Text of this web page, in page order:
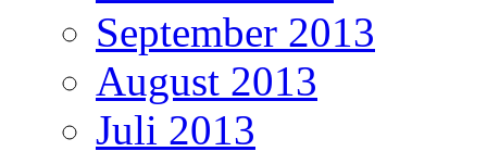
September 2013
August 2013
Juli 2013